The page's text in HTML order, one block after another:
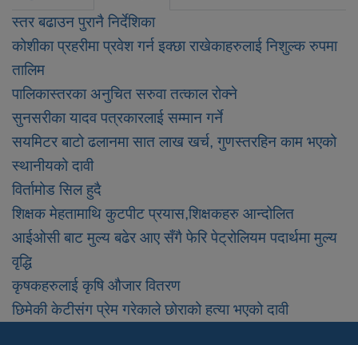
स्तर बढाउन पुरानै निर्देशिका
कोशीका प्रहरीमा प्रवेश गर्न इक्छा राखेकाहरुलाई निशुल्क रुपमा
तालिम
पालिकास्तरका अनुचित सरुवा तत्काल रोक्ने
सुनसरीका यादव पत्रकारलाई सम्मान गर्ने
सयमिटर बाटो ढलानमा सात लाख खर्च, गुणस्तरहिन काम भएको
स्थानीयको दावी
विर्तामोड सिल हुदै
शिक्षक मेहतामाथि कुटपीट प्रयास,शिक्षकहरु आन्दोलित
आईओसी बाट मुल्य बढेर आए सँगै फेरि पेट्रोलियम पदार्थमा मुल्य
वृद्धि
कृषकहरुलाई कृषि औजार वितरण
छिमेकी केटीसंग प्रेम गरेकाले छोराको हत्या भएको दावी